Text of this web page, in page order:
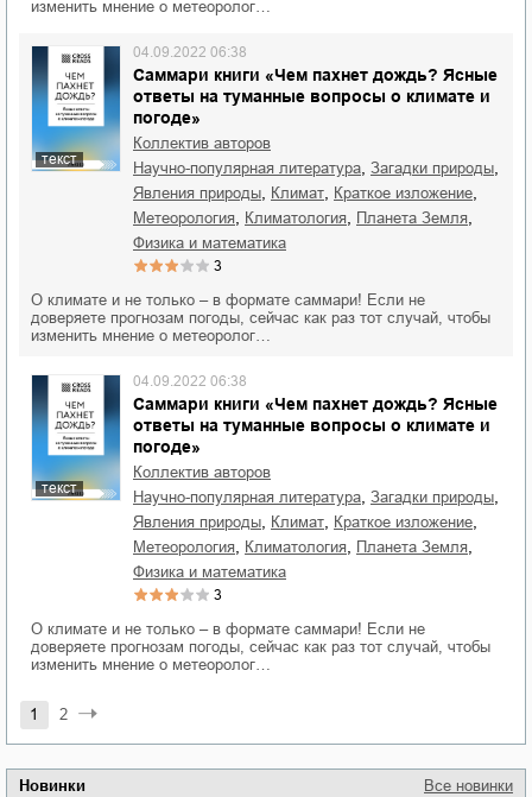
Новинки Все новинки
изменить мнение о метеоролог…
текст
Саммари книги «Чем пахнет дождь? Ясные
ответы на туманные вопросы о климате и
погоде»
04.09.2022 06:38
Коллектив авторов
научно-популярная литература
загадки природы
явления природы климат краткое изложение
метеорология климатология планета Земля
физика и математика
3
О климате и не только – в формате саммари! Если не
доверяете прогнозам погоды, сейчас как раз тот случай, чтобы
изменить мнение о метеоролог…
текст
Саммари книги «Чем пахнет дождь? Ясные
ответы на туманные вопросы о климате и
погоде»
04.09.2022 06:38
Коллектив авторов
научно-популярная литература
загадки природы
явления природы климат краткое изложение
метеорология климатология планета Земля
физика и математика
3
О климате и не только – в формате саммари! Если не
доверяете прогнозам погоды, сейчас как раз тот случай, чтобы
изменить мнение о метеоролог…
1 2